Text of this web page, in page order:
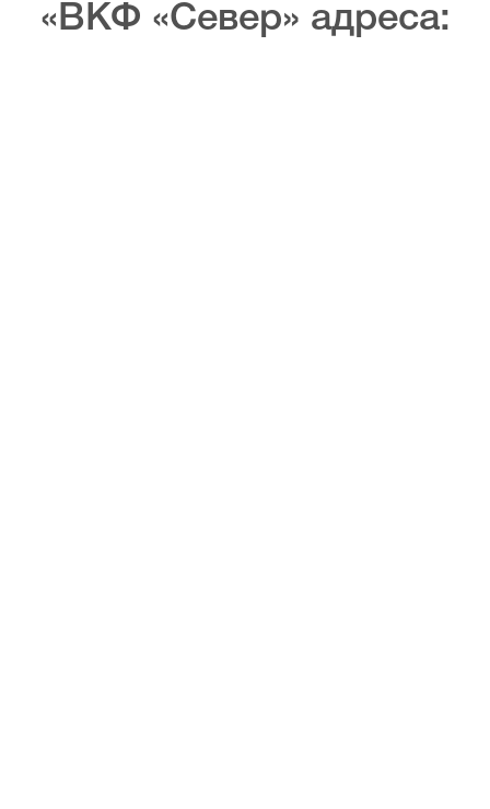
«ВКФ «Север» адреса: